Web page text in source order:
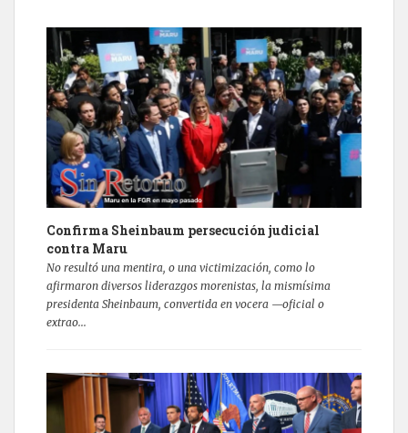
Confirma Sheinbaum persecución judicial
contra Maru
No resultó una mentira, o una victimización, como lo
afirmaron diversos liderazgos morenistas, la mismísima
presidenta Sheinbaum, convertida en vocera —oficial o
extrao...